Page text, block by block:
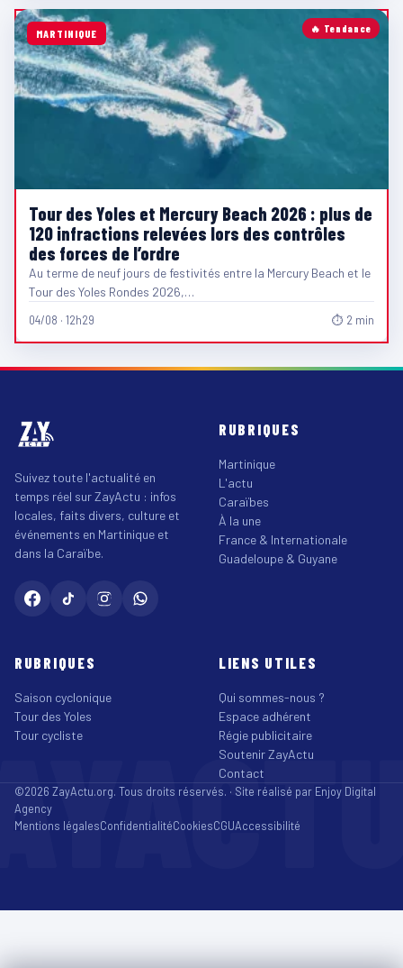
🔥 Tendance
MARTINIQUE
Tour des Yoles et Mercury Beach 2026 : plus de
120 infractions relevées lors des contrôles
des forces de l’ordre
Au terme de neuf jours de festivités entre la Mercury Beach et le
Tour des Yoles Rondes 2026,…
04/08 · 12h29 ⏱ 2 min
Suivez toute l'actualité en
temps réel sur ZayActu : infos
locales, faits divers, culture et
événements en Martinique et
dans la Caraïbe.
RUBRIQUES
Martinique
L'actu
Caraïbes
À la une
France & Internationale
Guadeloupe & Guyane
RUBRIQUES
Saison cyclonique
Tour des Yoles
Tour cycliste
LIENS UTILES
Qui sommes-nous ?
Espace adhérent
Régie publicitaire
Soutenir ZayActu
Contact
©2026 ZayActu.org. Tous droits réservés. · Site réalisé par Enjoy Digital
Agency
Mentions légalesConfidentialitéCookiesCGUAccessibilité